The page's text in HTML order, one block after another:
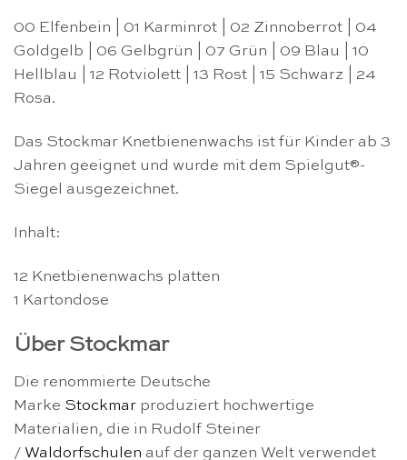
00 Elfenbein | 01 Karminrot | 02 Zinnoberrot | 04
Goldgelb | 06 Gelbgrün | 07 Grün | 09 Blau | 10
Hellblau | 12 Rotviolett | 13 Rost | 15 Schwarz | 24
Rosa.
Das Stockmar Knetbienenwachs ist für Kinder ab 3
Jahren geeignet und wurde mit dem Spielgut®-
Siegel ausgezeichnet.
Inhalt:
12 Knetbienenwachs platten
1 Kartondose
Über Stockmar
Die renommierte Deutsche
Marke Stockmar produziert hochwertige
Materialien, die in Rudolf Steiner
/ Waldorfschulen auf der ganzen Welt verwendet